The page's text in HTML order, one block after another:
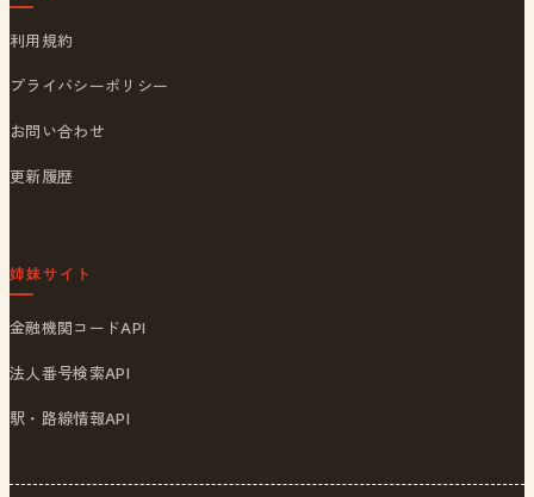
利用規約
プライバシーポリシー
お問い合わせ
更新履歴
姉妹サイト
金融機関コードAPI
法人番号検索API
駅・路線情報API